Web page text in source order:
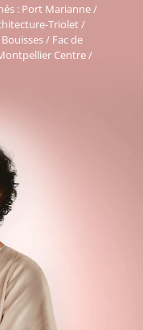
: Port Marianne /
Triolet /
/ Fac de
Centre /